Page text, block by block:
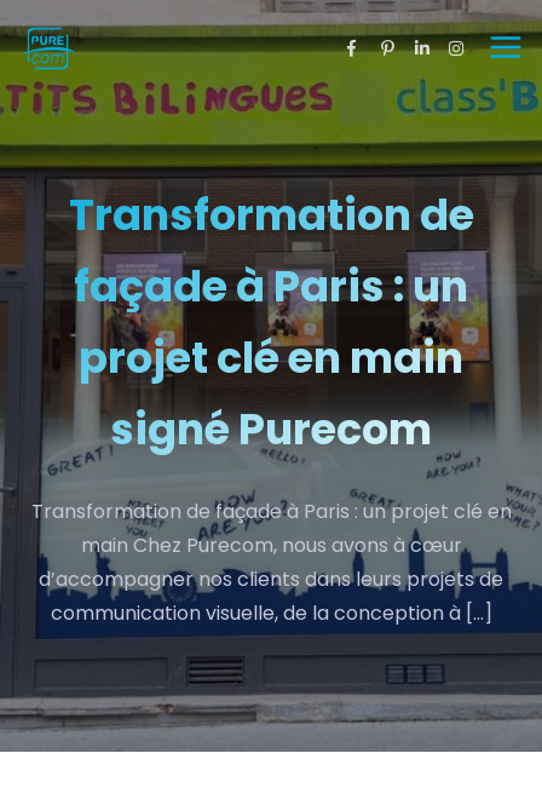
Transformation de
façade à Paris : un
projet clé en main
signé Purecom
Transformation de façade à Paris : un projet clé en
main Chez Purecom, nous avons à cœur
d’accompagner nos clients dans leurs projets de
communication visuelle, de la conception à […]